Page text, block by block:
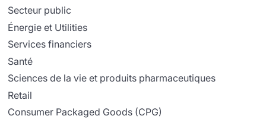
Secteur public
Énergie et Utilities
Services financiers
Santé
Sciences de la vie et produits pharmaceutiques
Retail
Consumer Packaged Goods (CPG)